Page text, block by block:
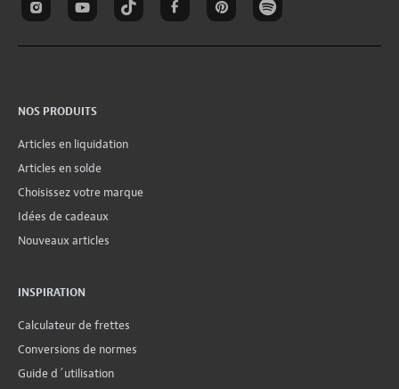
NOS PRODUITS
Articles en liquidation
Articles en solde
Choisissez votre marque
Idées de cadeaux
Nouveaux articles
INSPIRATION
Calculateur de frettes
Conversions de normes
Guide d´utilisation